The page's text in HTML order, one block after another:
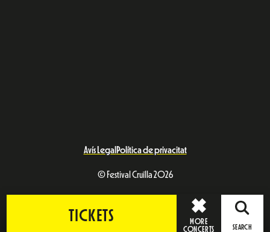
Avís Legal Política de privacitat
© Festival Cruïlla 2026
TICKETS
MORE
CONCERTS
SEARCH